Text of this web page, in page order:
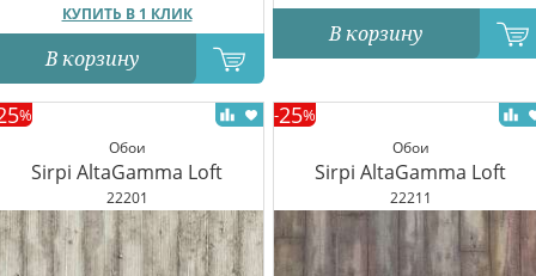
КУПИТЬ В 1 КЛИК
В корзину
В корзину
Обои
Sirpi AltaGamma Loft
22201
%
Обои
Sirpi AltaGamma Loft
22211
-25%